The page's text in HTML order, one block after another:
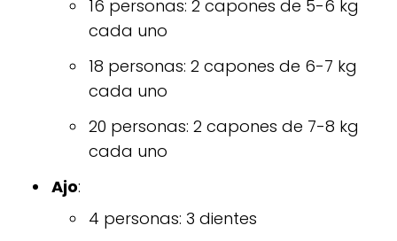
16 personas: 2 capones de 5-6 kg
cada uno
18 personas: 2 capones de 6-7 kg
cada uno
20 personas: 2 capones de 7-8 kg
cada uno
Ajo:
4 personas: 3 dientes